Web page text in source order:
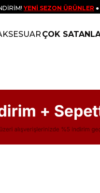
YENİ SEZON ÜRÜNLER
ÇOK